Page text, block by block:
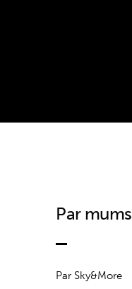
Par mums
Par Sky&More